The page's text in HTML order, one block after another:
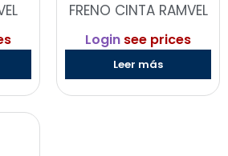
FRENO CINTA RAMVEL
Login see prices
Leer más